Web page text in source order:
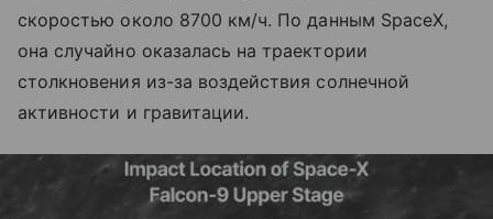
скоростью около 8700 км/ч. По данным SpaceX,
она случайно оказалась на траектории
столкновения из-за воздействия солнечной
активности и гравитации.